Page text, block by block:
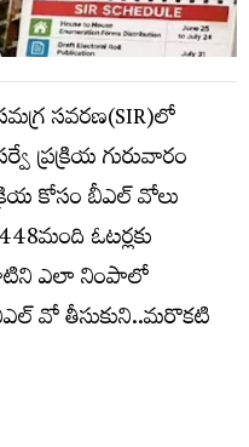
సవరణ(SIR)లో
ప్రక్రియ గురువారం
కోసం బీఎల్ వోలు
ఓటర్లకు
ఎలా నింపాలో
వో తీసుకుని..మరొకటి